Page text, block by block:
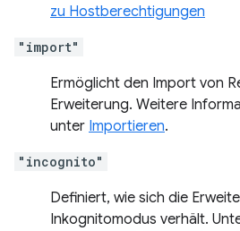
zu Hostberechtigungen
"import"
Ermöglicht den Import von
Erweiterung. Weitere
unter Importieren.
"incognito"
Definiert, wie sich die
Inkognitomodus verhält.